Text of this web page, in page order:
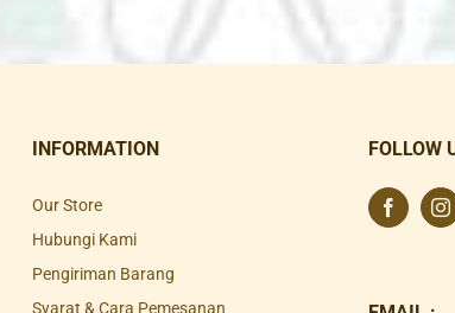
INFORMATION
Our Store
Hubungi Kami
Pengiriman Barang
Syarat & Cara Pemesanan
FOLLOW